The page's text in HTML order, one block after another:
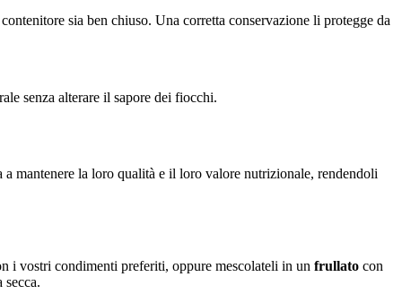
sia ben chiuso. Una corretta conservazione li protegge da
senza alterare il sapore dei fiocchi.
mantenere la loro qualità e il loro valore nutrizionale, rendendoli
i vostri condimenti preferiti, oppure mescolateli in un frullato con
secca.